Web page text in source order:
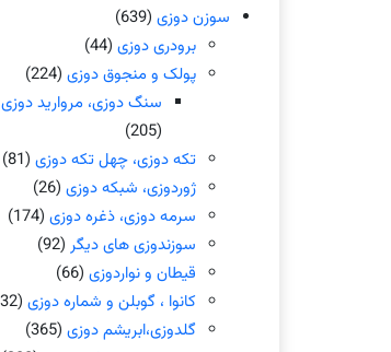
سوزن دوزی (639)
برودری دوزی (44)
پولک و منجوق دوزی (224)
سنگ دوزی، مروارید دوزی
(205)
تکه دوزی، چهل تکه دوزی (81)
ژوردوزی، شبکه دوزی (26)
سرمه دوزی، ذغره دوزی (174)
سوزندوزی های دیگر (92)
قیطان و نواردوزی (66)
کانوا ، گوبلن و شماره دوزی (132)
گلدوزی،ابریشم دوزی (365)